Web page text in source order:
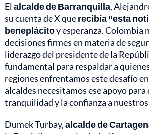
Elalcalde de Barranquilla,
su cuenta de X querecibía “esta
beneplácitoy esperanza. Colombia
decisiones firmes en materia de
liderazgo del presidente de la
fundamental para respaldar a
regiones enfrentamos este desafío
alcaldes necesitamos ese apoyo
tranquilidad y la confianza a nuestros
Dumek Turbay,alcalde de